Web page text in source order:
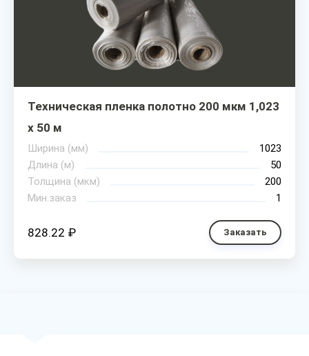
Техническая пленка полотно 200 мкм 1,023
х 50 м
Ширина (мм)
1023
Длина (м)
50
Толщина (мкм)
200
Мин.заказ
1
828.22 ₽ Заказать